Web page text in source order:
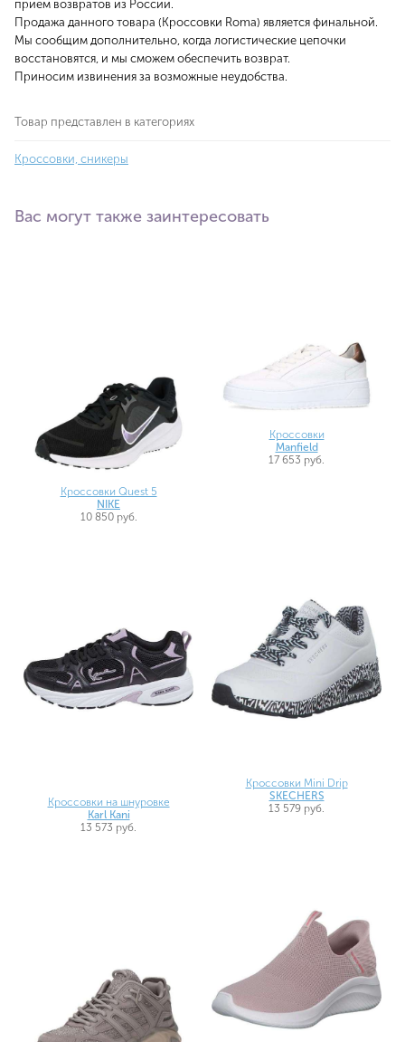
прием возвратов из России.
Продажа данного товара (Кроссовки Roma) является финальной.
Мы сообщим дополнительно, когда логистические цепочки
восстановятся, и мы сможем обеспечить возврат.
Приносим извинения за возможные неудобства.
Товар представлен в категориях
Кроссовки, сникеры
Вас могут также заинтересовать
Кроссовки Quest 5
NIKE
10 850 руб.
Кроссовки
Manfield
17 653 руб.
Кроссовки на шнуровке
Karl Kani
13 573 руб.
Кроссовки Mini Drip
SKECHERS
13 579 руб.